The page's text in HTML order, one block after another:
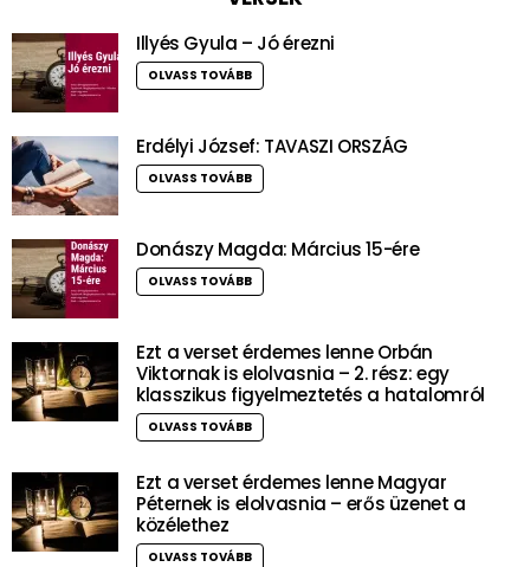
Illyés Gyula – Jó érezni
OLVASS TOVÁBB
Erdélyi József: TAVASZI ORSZÁG
OLVASS TOVÁBB
Donászy Magda: Március 15-ére
OLVASS TOVÁBB
Ezt a verset érdemes lenne Orbán
Viktornak is elolvasnia – 2. rész: egy
klasszikus figyelmeztetés a hatalomról
OLVASS TOVÁBB
Ezt a verset érdemes lenne Magyar
Péternek is elolvasnia – erős üzenet a
közélethez
OLVASS TOVÁBB